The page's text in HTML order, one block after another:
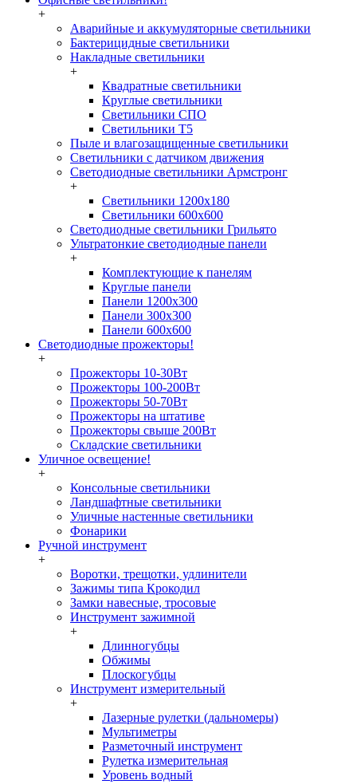
+
Аварийные и аккумуляторные светильники
Бактерицидные светильники
Накладные светильники
+
Квадратные светильники
Круглые светильники
Светильники СПО
Светильники Т5
Пыле и влагозащищенные светильники
Светильники с датчиком движения
Светодиодные светильники Армстронг
+
Светильники 1200х180
Светильники 600х600
Светодиодные светильники Грильято
Ультратонкие светодиодные панели
+
Комплектующие к панелям
Круглые панели
Панели 1200х300
Панели 300х300
Панели 600х600
Светодиодные прожекторы!
+
Прожекторы 10-30Вт
Прожекторы 100-200Вт
Прожекторы 50-70Вт
Прожекторы на штативе
Прожекторы свыше 200Вт
Складские светильники
Уличное освещение!
+
Консольные светильники
Ландшафтные светильники
Уличные настенные светильники
Фонарики
Ручной инструмент
+
Воротки, трещотки, удлинители
Зажимы типа Крокодил
Замки навесные, тросовые
Инструмент зажимной
+
Длинногубцы
Обжимы
Плоскогубцы
Инструмент измерительный
+
Лазерные рулетки (дальномеры)
Мультиметры
Разметочный инструмент
Рулетка измерительная
Уровень водный